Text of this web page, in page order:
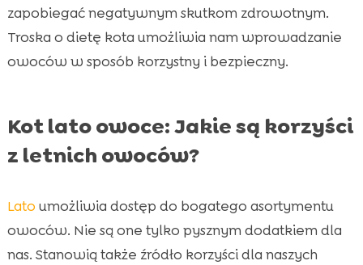
zapobiegać negatywnym skutkom zdrowotnym.
Troska o dietę kota umożliwia nam wprowadzanie
owoców w sposób korzystny i bezpieczny.
Kot lato owoce: Jakie są korzyści
z letnich owoców?
Lato umożliwia dostęp do bogatego asortymentu
owoców. Nie są one tylko pysznym dodatkiem dla
nas. Stanowią także źródło korzyści dla naszych